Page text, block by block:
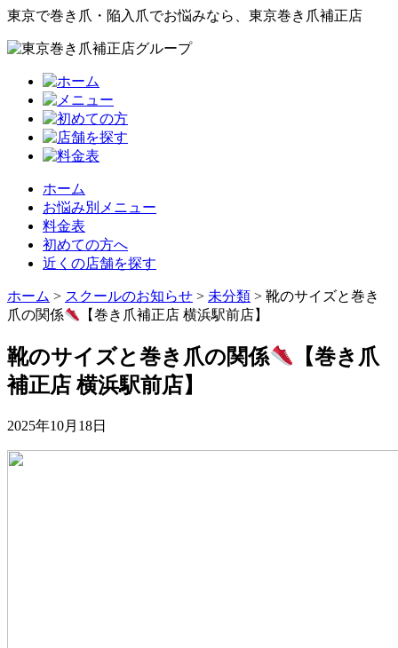
東京で巻き爪・陥入爪でお悩みなら、東京巻き爪補正店
ホーム
お悩み別メニュー
料金表
初めての方へ
近くの店舗を探す
ホーム > スクールのお知らせ > 未分類 > 靴のサイズと巻き
爪の関係
【巻き爪補正店 横浜駅前店】
靴のサイズと巻き爪の関係
【巻き爪
補正店 横浜駅前店】
2025年10月18日